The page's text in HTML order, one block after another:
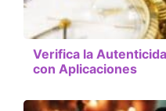
Verifica la
con Aplicaciones